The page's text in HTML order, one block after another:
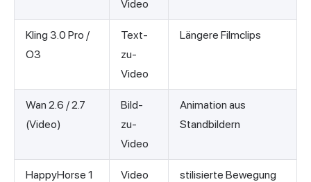
Video
Kling 3.0 Pro /
O3
Text-
zu-
Video
Längere Filmclips
Wan 2.6 / 2.7
(Video)
Bild-
zu-
Video
Animation aus
Standbildern
HappyHorse 1 Video
stilisierte Bewegung